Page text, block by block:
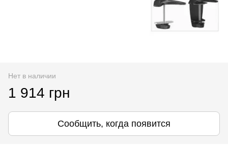
Нет в наличии
1 914 грн
Сообщить, когда появится